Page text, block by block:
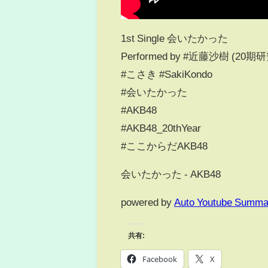
1st Single 会いたかった
Performed by #近藤沙樹 (20期
#こさき #SakiKondo
#会いたかった
#AKB48
#AKB48_20thYear
#ここからだAKB48
会いたかった - AKB48
powered by Auto Youtube
共有:
Facebook X